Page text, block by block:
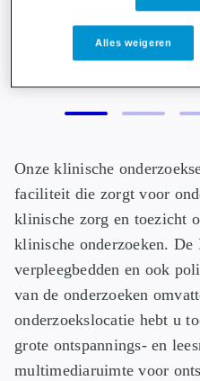
Onze klinische
faciliteit die zorgt voor
klinische zorg en toezicht
klinische onderzoeken.
verpleegbedden en ook
van de onderzoeken
onderzoekslocatie hebt u
grote ontspannings- en
multimediaruimte voor
Alles weigeren